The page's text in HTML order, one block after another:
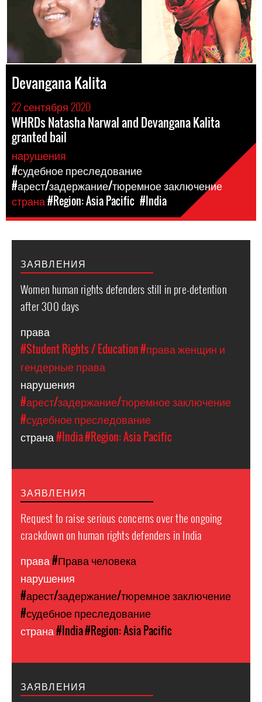
Devangana Kalita
22 сентября 2020
WHRDs Natasha Narwal and Devangana Kalita
granted bail
нарушения
#судебное преследование
#арест/задержание/тюремное заключение
страна#Region: Asia Pacific #India
ЗАЯВЛЕНИЯ
Women human rights defenders still in pre-detention
after 300 days
права
#Student Rights / Education#права женщин и
гендерные права
нарушения
#арест/задержание/тюремное заключение
#судебное преследование
страна#India#Region: Asia Pacific
ЗАЯВЛЕНИЯ
Request to raise serious concerns over the ongoing
crackdown on human rights defenders in India
права#Права человека
нарушения
#арест/задержание/тюремное заключение
#судебное преследование
страна#India#Region: Asia Pacific
ЗАЯВЛЕНИЯ